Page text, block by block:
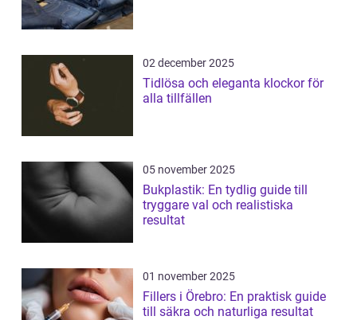
02 december 2025
Tidlösa och eleganta klockor för
alla tillfällen
05 november 2025
Bukplastik: En tydlig guide till
tryggare val och realistiska
resultat
01 november 2025
Fillers i Örebro: En praktisk guide
till säkra och naturliga resultat